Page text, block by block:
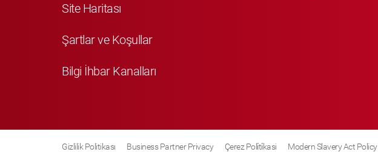
Site Haritası
Şartlar ve Koşullar
Bilgi İhbar Kanalları
Gizlilik Politikası Business Partner Privacy Çerez Poli̇ti̇kasi Modern Slavery Act Policy